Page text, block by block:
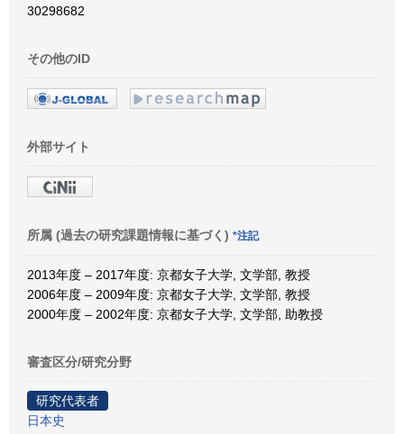
30298682
その他のID
外部サイト
所属 (過去の研究課題情報に基づく) *注記
2013年度 – 2017年度: 京都女子大学, 文学部, 教授
2006年度 – 2009年度: 京都女子大学, 文学部, 教授
2000年度 – 2002年度: 京都女子大学, 文学部, 助教授
審査区分/研究分野
研究代表者
日本史